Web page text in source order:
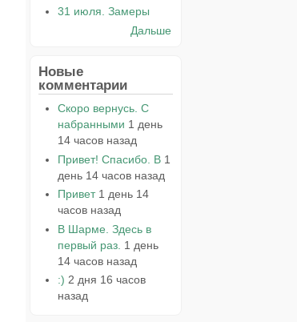
31 июля. Замеры
Дальше
Новые
комментарии
Скоро вернусь. С
набранными 1 день
14 часов назад
Привет! Спасибо. В 1
день 14 часов назад
Привет 1 день 14
часов назад
В Шарме. Здесь в
первый раз. 1 день
14 часов назад
:) 2 дня 16 часов
назад